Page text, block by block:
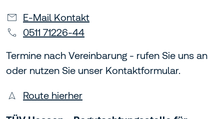
E-Mail Kontakt
0511 71226-44
Termine nach Vereinbarung - rufen Sie uns an
oder nutzen Sie unser Kontaktformular.
Route hierher